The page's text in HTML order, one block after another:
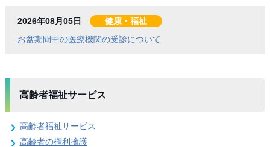
2026年08月05日
健康・福祉
お盆期間中の医療機関の受診について
高齢者福祉サービス
高齢者福祉サービス
高齢者の権利擁護